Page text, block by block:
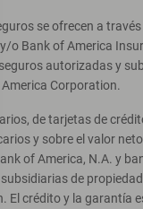
se ofrecen a
o Bank of America
autorizadas y
Corporation.
de tarjetas de
y sobre el valor
of America, N.A. y
subsidiarias de
El crédito y la garantía